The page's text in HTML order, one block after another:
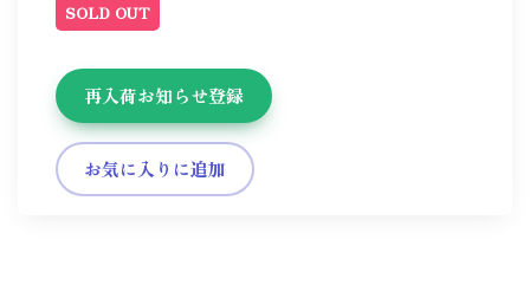
SOLD OUT
再入荷お知らせ登録
お気に入りに追加